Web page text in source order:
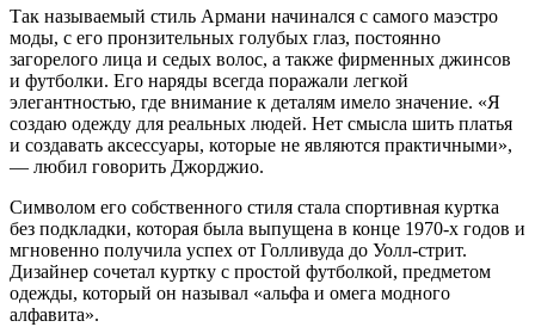
Так называемый стиль Армани начинался с самого маэстро
моды, с его пронзительных голубых глаз, постоянно
загорелого лица и седых волос, а также фирменных джинсов
и футболки. Его наряды всегда поражали легкой
элегантностью, где внимание к деталям имело значение. «Я
создаю одежду для реальных людей. Нет смысла шить платья
и создавать аксессуары, которые не являются практичными»,
— любил говорить Джорджио.
Символом его собственного стиля стала спортивная куртка
без подкладки, которая была выпущена в конце 1970-х годов и
мгновенно получила успех от Голливуда до Уолл-стрит.
Дизайнер сочетал куртку с простой футболкой, предметом
одежды, который он называл «альфа и омега модного
алфавита».